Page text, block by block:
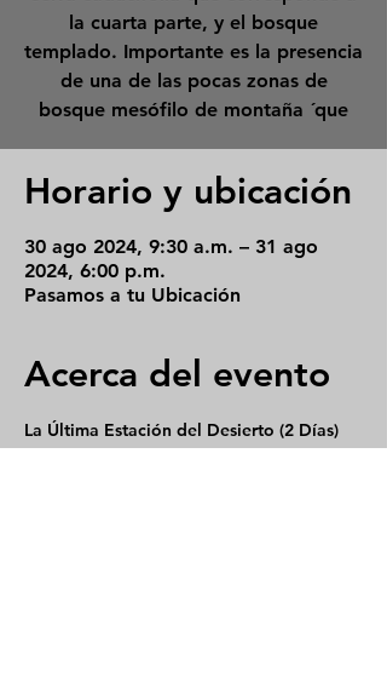
la cuarta parte, y el bosque
templado. Importante es la presencia
de una de las pocas zonas de
bosque mesófilo de montaña ´que
Horario y ubicación
30 ago 2024, 9:30 a.m. – 31 ago
2024, 6:00 p.m.
Pasamos a tu Ubicación
Acerca del evento
La Última Estación del Desierto (2 Días)